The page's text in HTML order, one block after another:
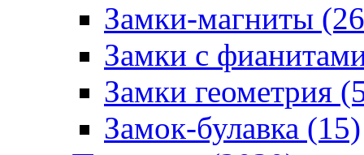
Замки-магниты
Замки с
Замки геометрия
Замок-булавка (15)